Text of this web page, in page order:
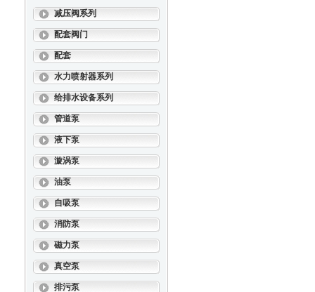
减压阀系列
配套阀门
配套
水力喷射器系列
给排水设备系列
管道泵
液下泵
漩涡泵
油泵
自吸泵
消防泵
磁力泵
真空泵
排污泵